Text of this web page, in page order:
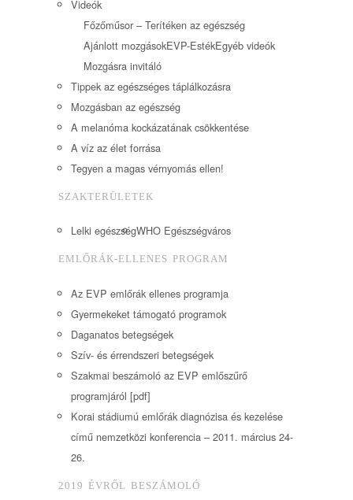
Videók
Főzőműsor – Terítéken az egészség
Ajánlott mozgásokEVP-EstékEgyéb videók
Mozgásra invitáló
Tippek az egészséges táplálkozásra
Mozgásban az egészség
A melanóma kockázatának csökkentése
A víz az élet forrása
Tegyen a magas vérnyomás ellen!
SZAKTERÜLETEK
Lelki egészségWHO Egészségváros
EMLŐRÁK-ELLENES PROGRAM
Az EVP emlőrák ellenes programja
Gyermekeket támogató programok
Daganatos betegségek
Szív- és érrendszeri betegségek
Szakmai beszámoló az EVP emlőszűrő
programjáról [pdf]
Korai stádiumú emlőrák diagnózisa és kezelése
című nemzetközi konferencia – 2011. március 24-
26.
2019 ÉVRŐL BESZÁMOLÓ